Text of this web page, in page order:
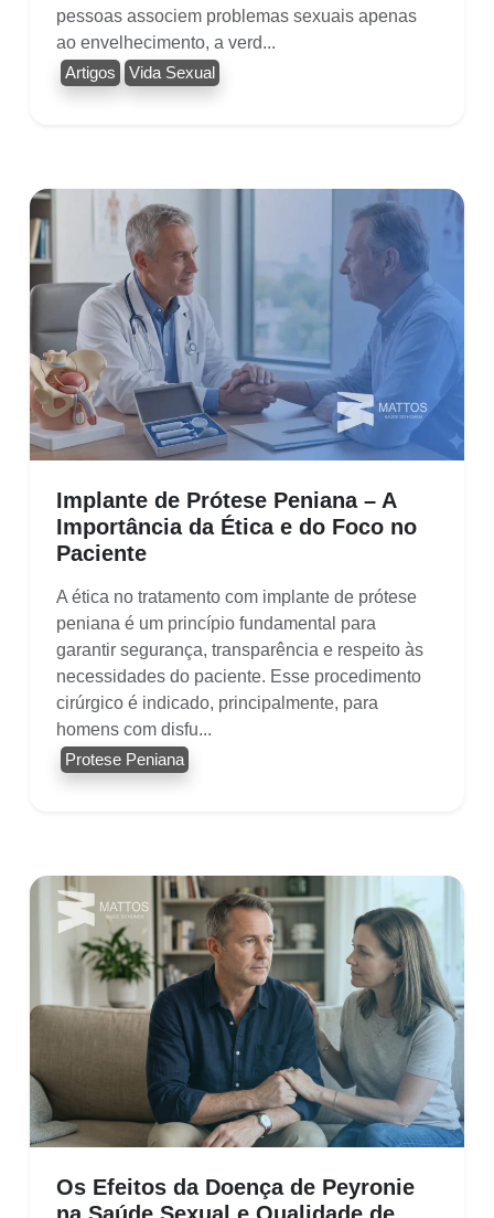
pessoas associem problemas sexuais apenas
ao envelhecimento, a verd...
Artigos Vida Sexual
Implante de Prótese Peniana – A
Importância da Ética e do Foco no
Paciente
A ética no tratamento com implante de prótese
peniana é um princípio fundamental para
garantir segurança, transparência e respeito às
necessidades do paciente. Esse procedimento
cirúrgico é indicado, principalmente, para
homens com disfu...
Protese Peniana
Os Efeitos da Doença de Peyronie